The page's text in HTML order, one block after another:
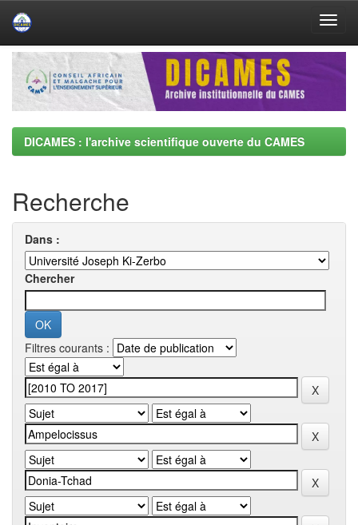
Skip
navigation
DICAMES : l'archive scientifique ouverte du CAMES
Recherche
Dans :
Chercher
Filtres courants :